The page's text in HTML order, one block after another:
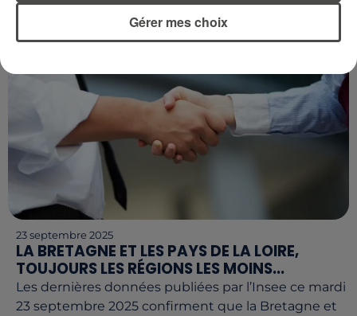
toute la...
23 septembre 2025
LA BRETAGNE ET LES PAYS DE LA LOIRE,
TOUJOURS LES RÉGIONS LES MOINS...
Les dernières données publiées par l’Insee ce mardi
23 septembre 2025 confirment que la Bretagne et
Gérer mes choix